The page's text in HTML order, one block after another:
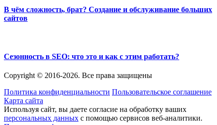
В чём сложность, брат? Создание и обслуживание больших
сайтов
Сезонность в SEO: что это и как с этим работать?
Copyright © 2016-2026. Все права защищены
Политика конфиденциальности Пользовательское соглашение
Карта сайта
Используя сайт, вы даете согласие на обработку ваших
персональных данных с помощью сервисов веб-аналитики.